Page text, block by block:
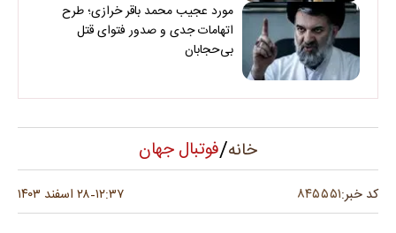
مورد عجیب محمد باقر خرازی؛ طرح
اتهامات جدی و صدور فتوای قتل
بی‌حجابان
خانه/فوتبال جهان
کد خبر:۸۴۵۵۵۱ ۱۲:۳۷-۲۸ اسفند ۱۴۰۳